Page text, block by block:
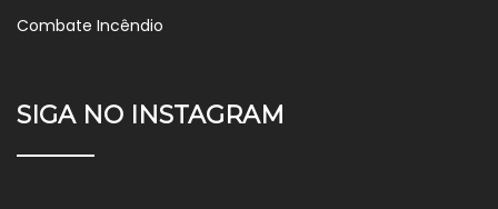
Combate Incêndio
SIGA NO INSTAGRAM